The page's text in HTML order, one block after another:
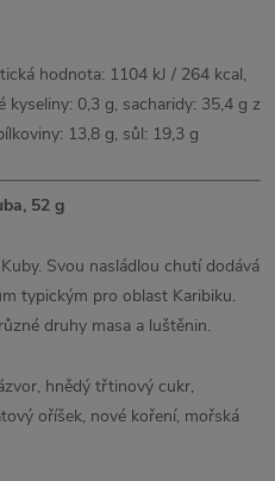
hodnota: 1104 kJ / 264 kcal,
0,3 g, sacharidy: 35,4 g z
13,8 g, sůl: 19,3 g
52 g
Svou nasládlou chutí dodává
typickým pro oblast Karibiku.
druhy masa a luštěnin.
hnědý třtinový cukr,
oříšek, nové koření, mořská